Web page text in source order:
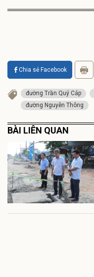
Chia sẻ Facebook
đường Trần Quý Cáp
đường Nguyễn Thông
BÀI LIÊN QUAN